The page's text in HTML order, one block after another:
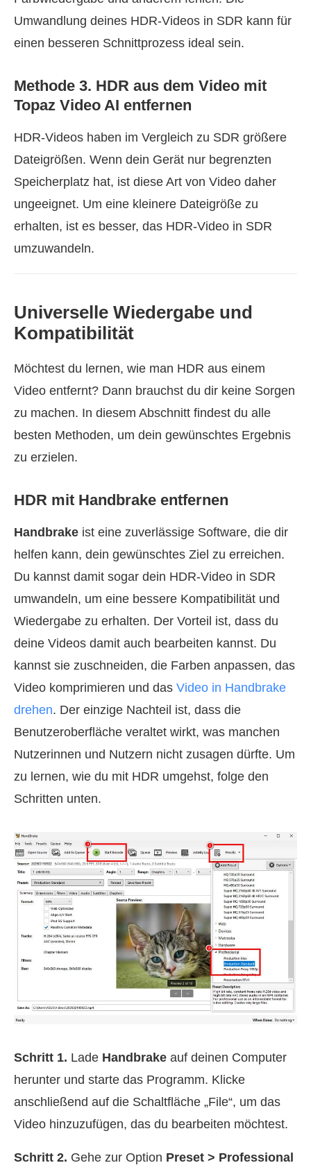
Umwandlung deines HDR‑Videos in SDR kann für
einen besseren Schnittprozess ideal sein.
Methode 3. HDR aus dem Video mit
Topaz Video AI entfernen
HDR‑Videos haben im Vergleich zu SDR größere
Dateigrößen. Wenn dein Gerät nur begrenzten
Speicherplatz hat, ist diese Art von Video daher
ungeeignet. Um eine kleinere Dateigröße zu
erhalten, ist es besser, das HDR‑Video in SDR
umzuwandeln.
Universelle Wiedergabe und
Kompatibilität
Möchtest du lernen, wie man HDR aus einem
Video entfernt? Dann brauchst du dir keine Sorgen
zu machen. In diesem Abschnitt findest du alle
besten Methoden, um dein gewünschtes Ergebnis
zu erzielen.
HDR mit Handbrake entfernen
Handbrake ist eine zuverlässige Software, die dir
helfen kann, dein gewünschtes Ziel zu erreichen.
Du kannst damit sogar dein HDR‑Video in SDR
umwandeln, um eine bessere Kompatibilität und
Wiedergabe zu erhalten. Der Vorteil ist, dass du
deine Videos damit auch bearbeiten kannst. Du
kannst sie zuschneiden, die Farben anpassen, das
Video komprimieren und das Video in Handbrake
drehen. Der einzige Nachteil ist, dass die
Benutzeroberfläche veraltet wirkt, was manchen
Nutzerinnen und Nutzern nicht zusagen dürfte. Um
zu lernen, wie du mit HDR umgehst, folge den
Schritten unten.
Schritt 1. Lade Handbrake auf deinen Computer
herunter und starte das Programm. Klicke
anschließend auf die Schaltfläche „File“, um das
Video hinzuzufügen, das du bearbeiten möchtest.
Schritt 2. Gehe zur Option Preset > Professional